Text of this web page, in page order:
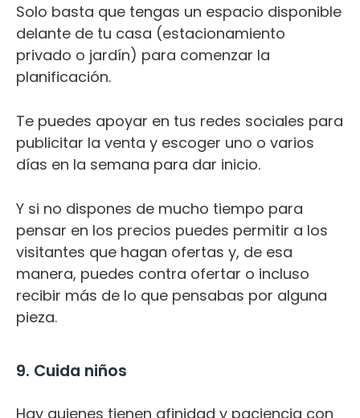
Solo basta que tengas un espacio disponible
delante de tu casa (estacionamiento
privado o jardín) para comenzar la
planificación.
Te puedes apoyar en tus redes sociales para
publicitar la venta y escoger uno o varios
días en la semana para dar inicio.
Y si no dispones de mucho tiempo para
pensar en los precios puedes permitir a los
visitantes que hagan ofertas y, de esa
manera, puedes contra ofertar o incluso
recibir más de lo que pensabas por alguna
pieza.
9. Cuida niños
Hay quienes tienen afinidad y paciencia con